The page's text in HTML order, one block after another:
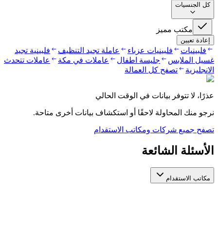
كل الجنسيات
مكتب مميز
إعادة تعيين
فلبينيات فلبينيات عزباء عاملة تجيد التنظيف
فلبينية تجيد
غسيل الملابس
جليسة اطفال عاملات في مكة
عاملات تتحدث
الانجليزية
تصفح كل العمالة
عذرًا، لا تتوفر بيانات في الوقت الحالي
نرجو منك المحاولة لاحقًا أو استكشاف بيانات أخرى متاحة.
تصفح جميع شركات ومكاتب الاستقدام
الأسئلة الشائعة
مكاتب الاستقدام